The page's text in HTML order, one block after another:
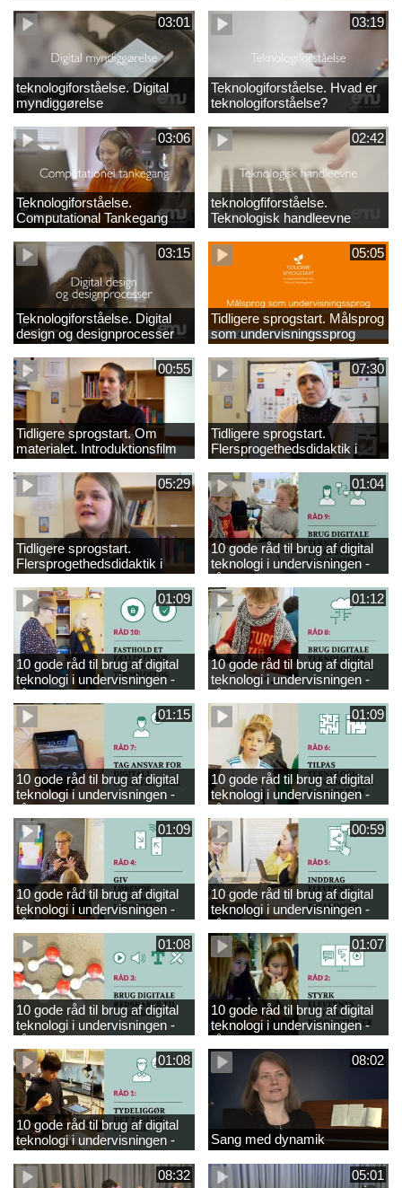
03:01
teknologiforståelse. Digital
myndiggørelse
03:19
Teknologiforståelse. Hvad er
teknologiforståelse?
03:06
Teknologiforståelse.
Computational Tankegang
02:42
teknologfiforståelse.
Teknologisk handleevne
03:15
Teknologiforståelse. Digital
design og designprocesser
05:05
Tidligere sprogstart. Målsprog
som undervisningssprog
00:55
Tidligere sprogstart. Om
materialet. Introduktionsfilm
07:30
Tidligere sprogstart.
Flersprogethedsdidaktik i
fransk og tysk
05:29
Tidligere sprogstart.
Flersprogethedsdidaktik i
engelsk
01:04
10 gode råd til brug af digital
teknologi i undervisningen -
råd 9
01:09
10 gode råd til brug af digital
teknologi i undervisningen -
råd 10
01:12
10 gode råd til brug af digital
teknologi i undervisningen -
råd 8
01:15
10 gode råd til brug af digital
teknologi i undervisningen -
råd 7
01:09
10 gode råd til brug af digital
teknologi i undervisningen -
råd 6
01:09
10 gode råd til brug af digital
teknologi i undervisningen -
råd 4
00:59
10 gode råd til brug af digital
teknologi i undervisningen -
råd 5
01:08
10 gode råd til brug af digital
teknologi i undervisningen -
råd 3
01:07
10 gode råd til brug af digital
teknologi i undervisningen -
råd 2
01:08
10 gode råd til brug af digital
teknologi i undervisningen -
råd 1
08:02
Sang med dynamik
08:32 05:01